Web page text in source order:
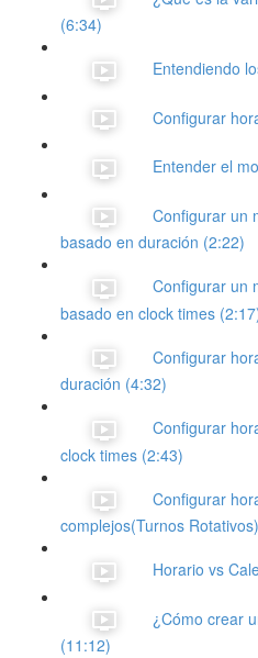
(6:34)
Entendiendo
Configurar
Entender el
Configurar un
basado en duración (2:22)
Configurar un
basado en clock times
Configurar
duración (4:32)
Configurar
clock times (2:43)
Configurar
complejos(Turnos
Horario vs
¿Cómo crear
(11:12)